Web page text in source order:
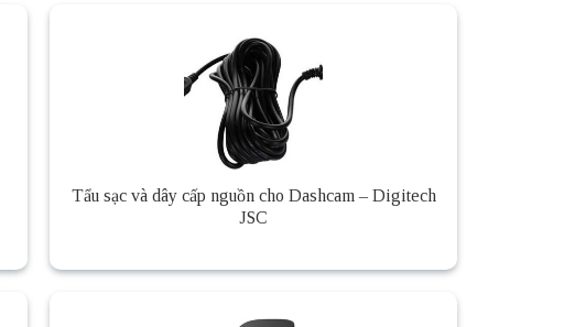
Tẩu sạc và dây cấp nguồn cho Dashcam – Digitech
JSC